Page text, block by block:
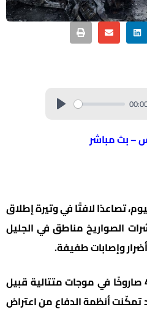
– بث مباشر
تصاعدًا لافتًا في وتيرة إطلاق
الصواريخ مناطق في الجليل
وإصابات طفيفة.
للتقارير، أُطلقت نحو 40 صاروخًا في موجات متتالية قبيل
تمكّنت أنظمة الدفاع من اعتراض